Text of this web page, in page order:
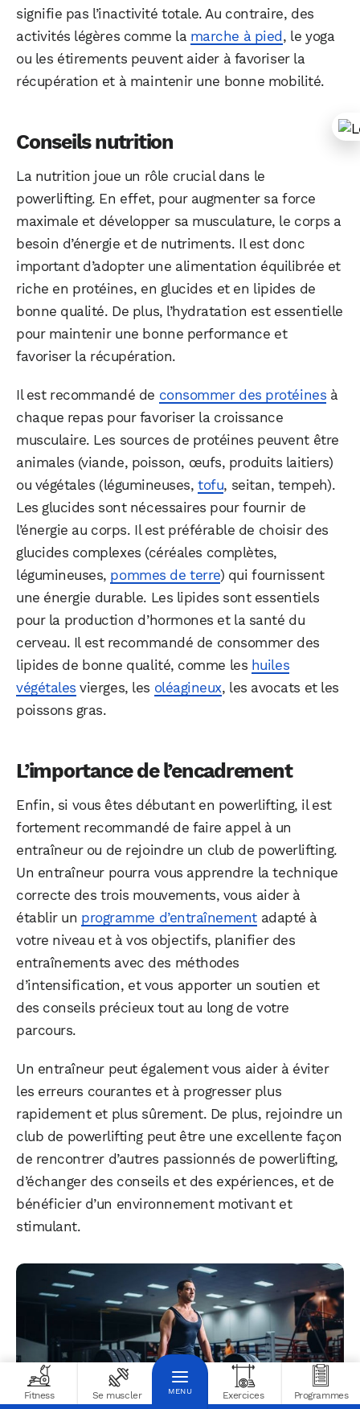
signifie pas l’inactivité totale. Au contraire, des
activités légères comme la marche à pied, le yoga
ou les étirements peuvent aider à favoriser la
récupération et à maintenir une bonne mobilité.
Conseils nutrition
La nutrition joue un rôle crucial dans le
powerlifting. En effet, pour augmenter sa force
maximale et développer sa musculature, le corps a
besoin d’énergie et de nutriments. Il est donc
important d’adopter une alimentation équilibrée et
riche en protéines, en glucides et en lipides de
bonne qualité. De plus, l’hydratation est essentielle
pour maintenir une bonne performance et
favoriser la récupération.
Il est recommandé de consommer des protéines à
chaque repas pour favoriser la croissance
musculaire. Les sources de protéines peuvent être
animales (viande, poisson, œufs, produits laitiers)
ou végétales (légumineuses,tofu, seitan, tempeh).
Les glucides sont nécessaires pour fournir de
l’énergie au corps. Il est préférable de choisir des
glucides complexes (céréales complètes,
légumineuses, pommes de terre) qui fournissent
une énergie durable. Les lipides sont essentiels
pour la production d’hormones et la santé du
cerveau. Il est recommandé de consommer des
lipides de bonne qualité, comme les huiles
végétales vierges, les oléagineux, les avocats et les
poissons gras.
L’importance de l’encadrement
Enfin, si vous êtes débutant en powerlifting, il est
fortement recommandé de faire appel à un
entraîneur ou de rejoindre un club de powerlifting.
Un entraîneur pourra vous apprendre la technique
correcte des trois mouvements, vous aider à
établir un programme d’entraînementadapté à
votre niveau et à vos objectifs, planifier des
entraînements avec des méthodes
d’intensification, et vous apporter un soutien et
des conseils précieux tout au long de votre
parcours.
Un entraîneur peut également vous aider à éviter
les erreurs courantes et à progresser plus
rapidement et plus sûrement. De plus, rejoindre un
club de powerlifting peut être une excellente façon
de rencontrer d’autres passionnés de powerlifting,
d’échanger des conseils et des expériences, et de
bénéficier d’un environnement motivant et
stimulant.
Fitness Se muscler Exercices Programmes